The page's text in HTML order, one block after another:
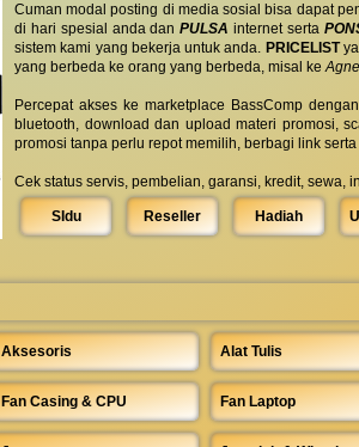
Cuman modal posting di media sosial bisa dapat
di hari spesial anda danPULSA internet serta
sistem kami yang bekerja untuk anda. PRICELIST
yang berbeda ke orang yang berbeda, misal ke
Percepat akses ke marketplace BassComp
bluetooth, download dan upload materi promosi,
promosi tanpa perlu repot memilih, berbagi link
Cek status servis, pembelian, garansi, kredit, sewa,
SIdu Reseller Hadiah
Aksesoris Alat Tulis
Fan Casing & CPU Fan Laptop